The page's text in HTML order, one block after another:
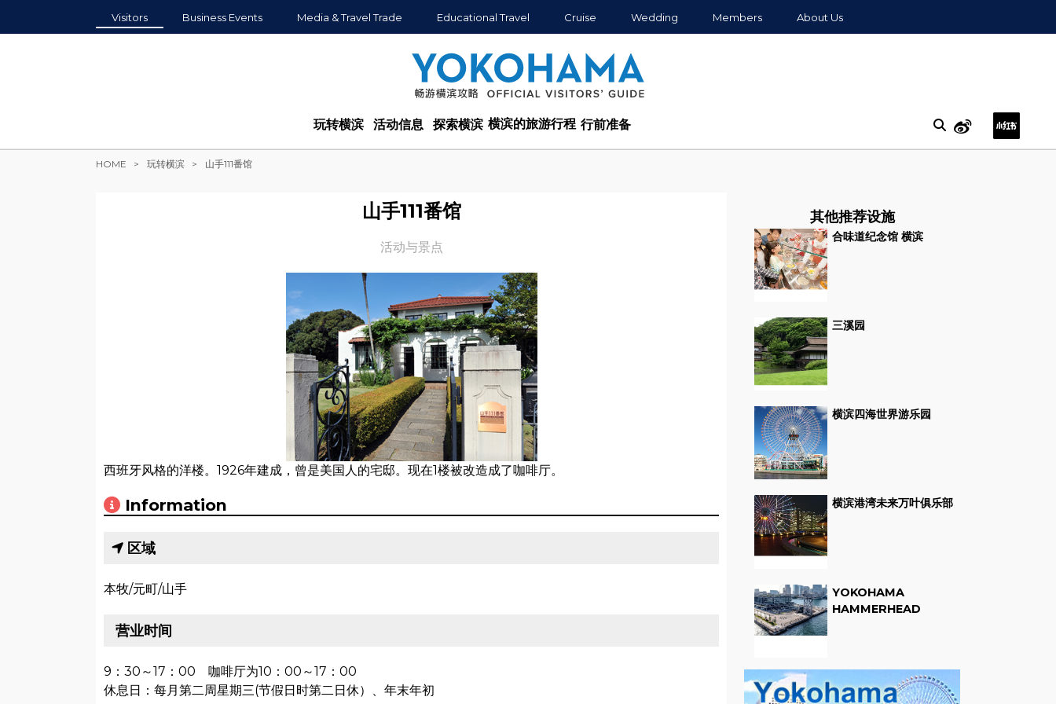
Visitors Business Events Media & Travel Trade Educational Travel Cruise Wedding Members About Us
玩转横滨 活动信息 探索横滨 横滨的旅游行程 行前准备
HOME 玩转横滨 山手111番馆
山手111番馆
活动与景点
西班牙风格的洋楼。1926年建成，曾是美国人的宅邸。现在1楼被改造成了咖啡厅。
Information
区域
本牧/元町/山手
营业时间
9：30～17：00 咖啡厅为10：00～17：00
休息日：每月第二周星期三(节假日时第二日休）、年末年初
其他推荐设施
合味道纪念馆 横滨
三溪园
横滨四海世界游乐园
横滨港湾未来万叶俱乐部
YOKOHAMA
HAMMERHEAD